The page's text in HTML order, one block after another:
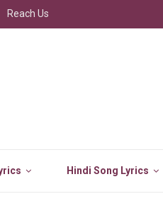
Hindi Song Lyrics
Reach Us